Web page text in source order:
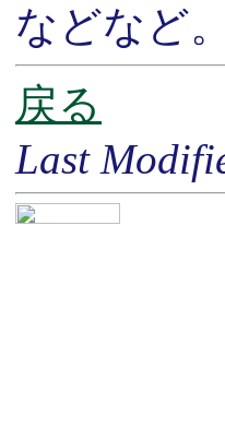
などなど。
戻る
Last